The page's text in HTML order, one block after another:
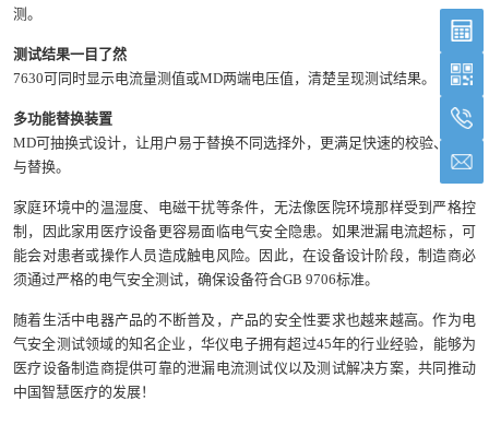
测。
测试结果一目了然
7630可同时显示电流量测值或MD两端电压值，清楚呈现测试结果。
多功能替换装置
MD可抽换式设计，让用户易于替换不同选择外，更满足快速的校验、维修
与替换。
家庭环境中的温湿度、电磁干扰等条件，无法像医院环境那样受到严格控
制，因此家用医疗设备更容易面临电气安全隐患。如果泄漏电流超标，可
能会对患者或操作人员造成触电风险。因此，在设备设计阶段，制造商必
须通过严格的电气安全测试，确保设备符合GB 9706标准。
随着生活中电器产品的不断普及，产品的安全性要求也越来越高。作为电
气安全测试领域的知名企业，华仪电子拥有超过45年的行业经验，能够为
医疗设备制造商提供可靠的泄漏电流测试仪以及测试解决方案，共同推动
中国智慧医疗的发展！